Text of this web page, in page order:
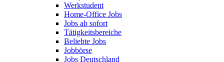
Werkstudent
Home-Office Jobs
Jobs ab sofort
Tätigkeitsbereiche
Beliebte Jobs
Jobbörse
Jobs Deutschland